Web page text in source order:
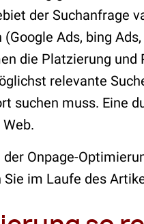
der Suchanfrage
Ads, bing
die Platzierung und
relevante
suchen muss. Eine
Onpage-
im Laufe des